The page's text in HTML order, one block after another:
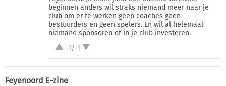
beginnen anders wil straks niemand meer naar je
club om er te werken geen coaches geen
bestuurders en geen spelers. En wil al helemaal
niemand sponsoren of in je club investeren.
+1/-1
Feyenoord E-zine